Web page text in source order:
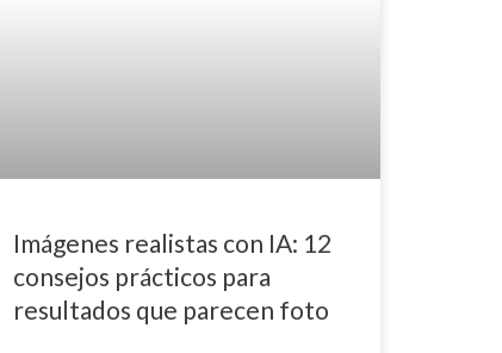
Imágenes realistas con IA: 12
consejos prácticos para
resultados que parecen foto